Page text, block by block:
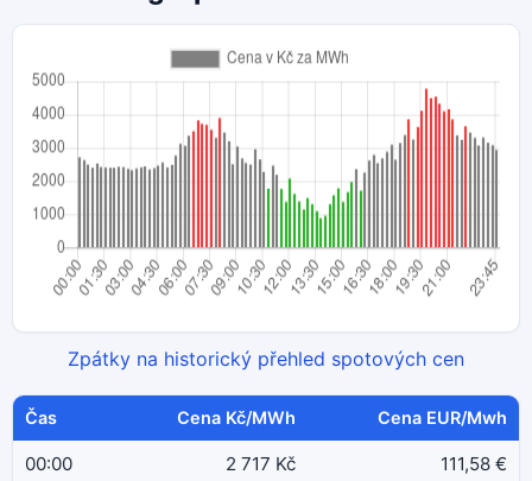
Zpátky na historický přehled spotových cen
Čas Cena Kč/MWh Cena EUR/Mwh
00:00 2 717 Kč 111,58 €